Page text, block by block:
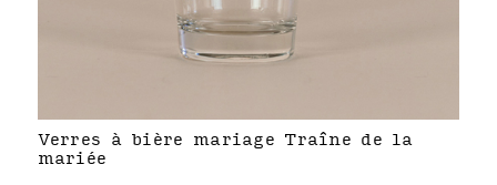
Verres à bière mariage Traîne de la
mariée